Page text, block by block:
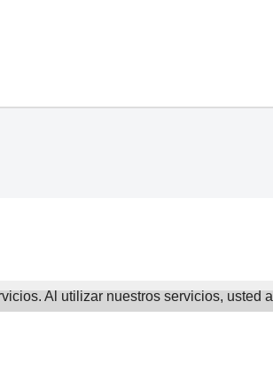
Al utilizar nuestros servicios, usted